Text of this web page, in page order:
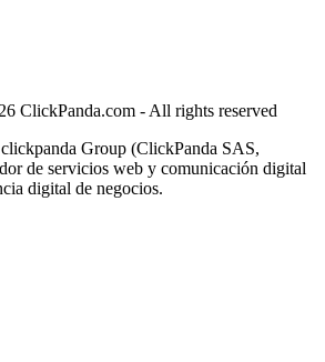
ClickPanda.com - All rights reserved
Group (ClickPanda SAS,
de servicios web y comunicación digital
digital de negocios.